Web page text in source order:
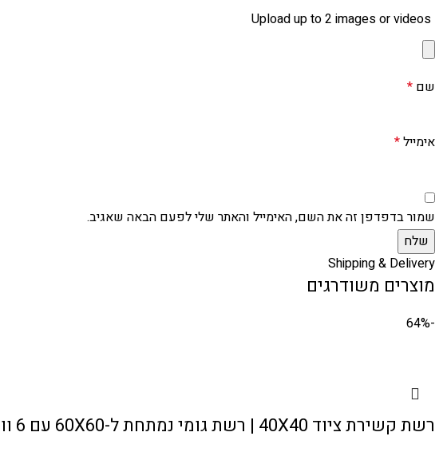
Upload up to 2 images or videos
שם *
אימייל*
שמור בדפדפן זה את השם, האימייל והאתר שלי לפעם הבאה שאגיב.
Shipping & Delivery
מוצרים משודרגים
-64%
רשת קשירת ציוד 40X40 | רשת גומי נמתחת ל-60X60 עם 6 ווים